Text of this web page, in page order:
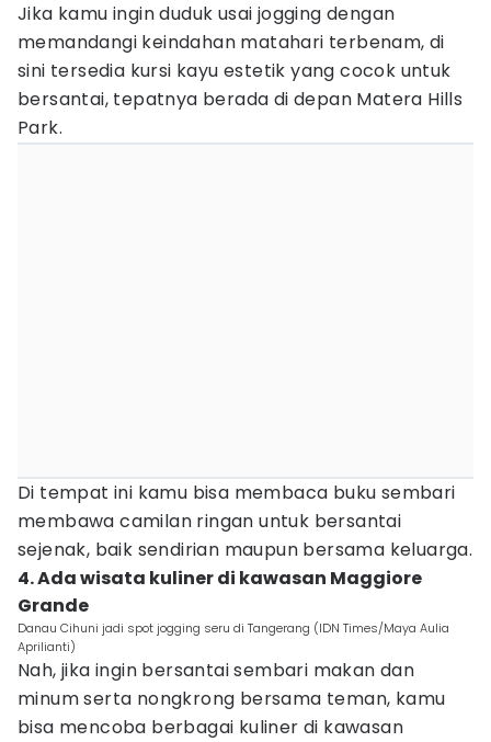
Jika kamu ingin duduk usai jogging dengan
memandangi keindahan matahari terbenam, di
sini tersedia kursi kayu estetik yang cocok untuk
bersantai, tepatnya berada di depan Matera Hills
Park.
Di tempat ini kamu bisa membaca buku sembari
membawa camilan ringan untuk bersantai
sejenak, baik sendirian maupun bersama keluarga.
4. Ada wisata kuliner di kawasan Maggiore
Grande
Danau Cihuni jadi spot jogging seru di Tangerang (IDN Times/Maya Aulia
Aprilianti)
Nah, jika ingin bersantai sembari makan dan
minum serta nongkrong bersama teman, kamu
bisa mencoba berbagai kuliner di kawasan